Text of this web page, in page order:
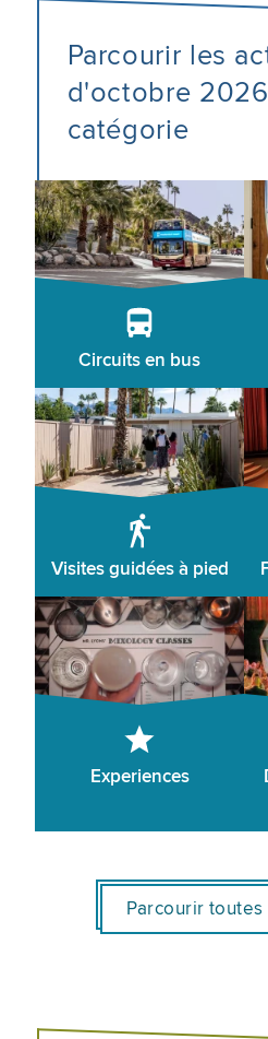
Parcourir les
d'octobre
catégorie
Circuits en bus
Visites guidées à pied
Experiences
Parcourir